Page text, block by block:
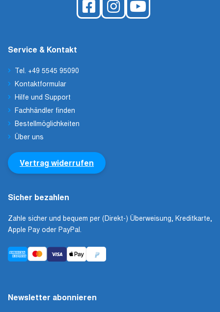
Service & Kontakt
Tel. +49 5545 95090
Kontaktformular
Hilfe und Support
Fachhändler finden
Bestellmöglichkeiten
Über uns
Vertrag widerrufen
Sicher bezahlen
Zahle sicher und bequem per (Direkt-) Überweisung, Kreditkarte,
Apple Pay oder PayPal.
Newsletter abonnieren